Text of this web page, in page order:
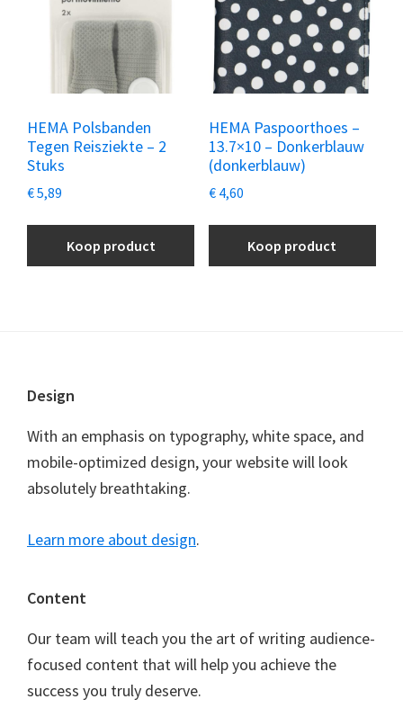
HEMA Polsbanden
Tegen Reisziekte – 2
Stuks
€5,89
Koop product
HEMA Paspoorthoes –
13.7×10 – Donkerblauw
(donkerblauw)
€4,60
Koop product
Footer
Design
With an emphasis on typography, white space, and
mobile-optimized design, your website will look
absolutely breathtaking.
Learn more about design.
Content
Our team will teach you the art of writing audience-
focused content that will help you achieve the
success you truly deserve.